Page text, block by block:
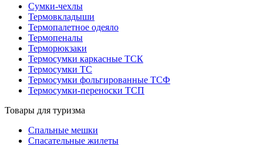
Сумки-чехлы
Термовкладыши
Термопалетное одеяло
Термопеналы
Терморюкзаки
Термосумки каркасные ТСК
Термосумки ТС
Термосумки фольгированные ТСФ
Термосумки-переноски ТСП
Товары для туризма
Спальные мешки
Спасательные жилеты